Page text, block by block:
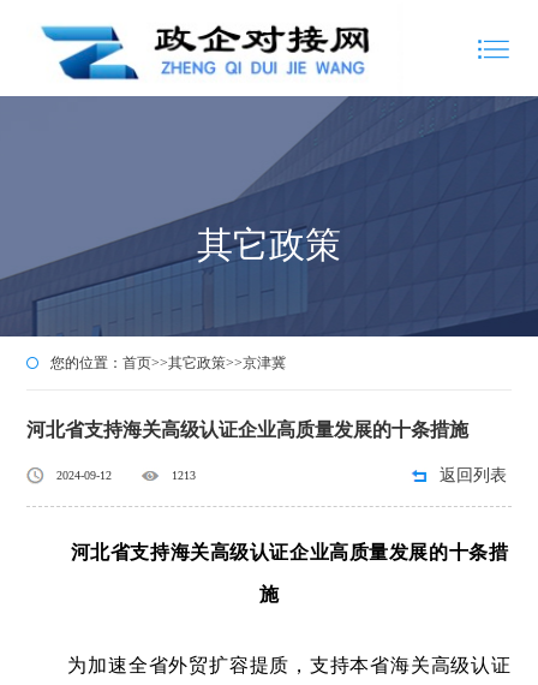
其它政策
您的位置：首页>>其它政策>>京津冀
河北省支持海关高级认证企业高质量发展的十条措施
2024-09-12 1213 返回列表
河北省支持海关高级认证企业高质量发展的十条措
施
为加速全省外贸扩容提质，支持本省海关高级认证